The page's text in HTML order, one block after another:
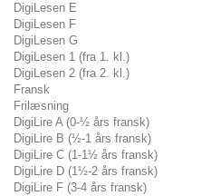
DigiLesen E
DigiLesen F
DigiLesen G
DigiLesen 1 (fra 1. kl.)
DigiLesen 2 (fra 2. kl.)
Fransk
Frilæsning
DigiLire A (0-½ års fransk)
DigiLire B (½-1 års fransk)
DigiLire C (1-1½ års fransk)
DigiLire D (1½-2 års fransk)
DigiLire F (3-4 års fransk)